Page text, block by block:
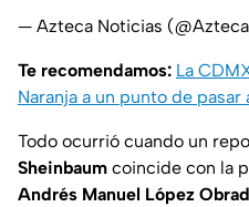
— Azteca Noticias
Te recomendamos: La
Naranja a un punto de pasar
Todo ocurrió cuando un
Sheinbaum coincide con la
Andrés Manuel López